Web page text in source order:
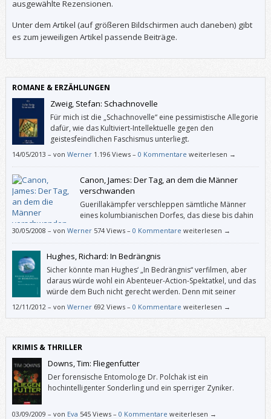
ausgewählte Rezensionen.
Unter dem Artikel (auf größeren Bildschirmen auch daneben) gibt
es zum jeweiligen Artikel passende Beiträge.
ROMANE & ERZÄHLUNGEN
Zweig, Stefan: Schachnovelle
Für mich ist die „Schachnovelle“ eine pessimistische Allegorie
dafür, wie das Kultiviert-Intellektuelle gegen den
geistesfeindlichen Faschismus unterliegt.
14/05/2013 – von Werner 1.196 Views – 0 Kommentare weiterlesen →
Canon, James: Der Tag, an dem die Männer
verschwanden
Guerillakämpfer verschleppen sämtliche Männer
eines kolumbianischen Dorfes, das diese bis dahin
dominiert haben. Die Frauen sind anfangs wie
Überleben und führen schließlich eine Art Matriarchat ein, das James
Canon nicht als Paradies auf Erden, aber doch als (arbeits- und)
freudvolle Alternative zu patriarchalen Strukturen schildert.
30/05/2008 – von Werner 574 Views – 0 Kommentare weiterlesen →
Hughes, Richard: In Bedrängnis
Sicher könnte man Hughes‘ „In Bedrängnis“ verfilmen, aber
daraus würde wohl ein Abenteuer-Action-Spektatkel, und das
würde dem Buch nicht gerecht werden. Denn mit seiner
sachlichen Prosa reizt Hughes zum einen die Fantasie der
beschreibt er die „biblischen“ Prüfungen der Mannschaft zwar mit
knappen Angaben, doch man kann sich diese besser vorstellen als in
vielen weit ausgebreiteten psychologischen Porträts.
12/11/2012 – von Werner 692 Views – 0 Kommentare weiterlesen →
KRIMIS & THRILLER
Downs, Tim: Fliegenfutter
Der forensische Entomologe Dr. Polchak ist ein
hochintelligenter Sonderling und ein sperriger Zyniker.
03/09/2009 – von Eva 545 Views – 0 Kommentare weiterlesen →